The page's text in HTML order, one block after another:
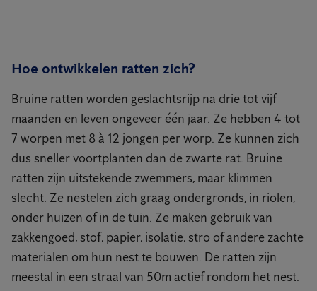
Hoe ontwikkelen ratten zich?
Bruine ratten worden geslachtsrijp na drie tot vijf
maanden en leven ongeveer één jaar. Ze hebben 4 tot
7 worpen met 8 à 12 jongen per worp. Ze kunnen zich
dus sneller voortplanten dan de zwarte rat. Bruine
ratten zijn uitstekende zwemmers, maar klimmen
slecht. Ze nestelen zich graag ondergronds, in riolen,
onder huizen of in de tuin. Ze maken gebruik van
zakkengoed, stof, papier, isolatie, stro of andere zachte
materialen om hun nest te bouwen. De ratten zijn
meestal in een straal van 50m actief rondom het nest.